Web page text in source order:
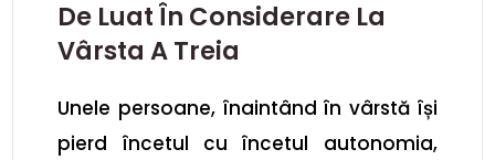
De Luat În Considerare La
Vârsta A Treia
Unele persoane, înaintând în vârstă își
pierd încetul cu încetul autonomia,